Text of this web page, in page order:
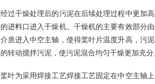
经过干燥处理后的污泥在后续处理过程中更加
的进料口进入干燥机。干燥机的主要有效部分
介质进入中空主轴，使得桨叶片温度升高，污
的转动搅拌污泥，使污泥混合均匀干燥更加充
桨叶为采用焊接工艺焊接工艺固定在中空主轴